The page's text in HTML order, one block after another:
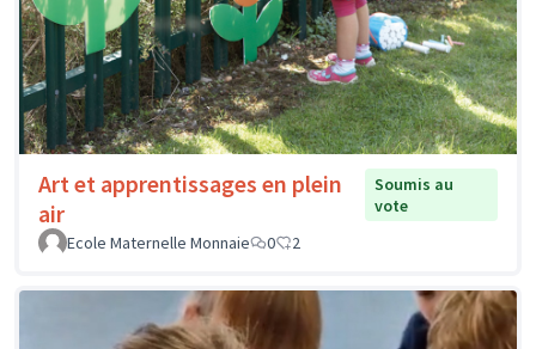
Art et apprentissages en plein
air
Soumis au
vote
Ecole Maternelle Monnaie
0 2